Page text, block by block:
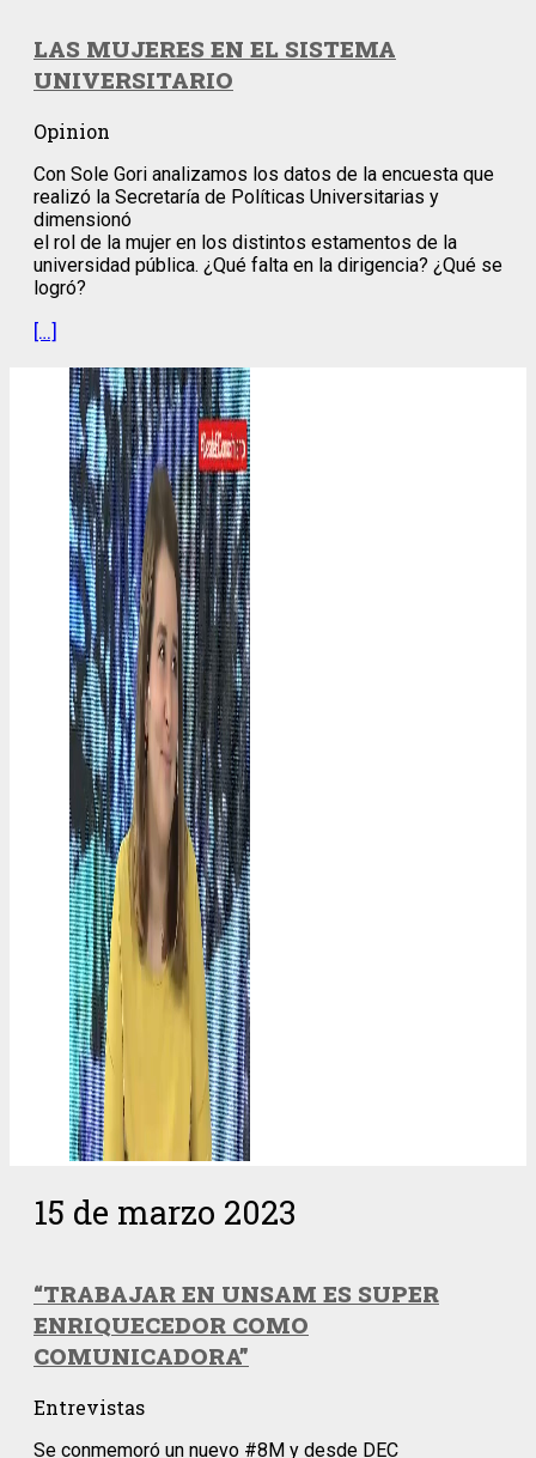
LAS MUJERES EN EL SISTEMA
UNIVERSITARIO
Opinion
Con Sole Gori analizamos los datos de la encuesta que
realizó la Secretaría de Políticas Universitarias y
dimensionó
el rol de la mujer en los distintos estamentos de la
universidad pública. ¿Qué falta en la dirigencia? ¿Qué se
logró?
[…]
15 de marzo 2023
“TRABAJAR EN UNSAM ES SUPER
ENRIQUECEDOR COMO
COMUNICADORA”
Entrevistas
Se conmemoró un nuevo #8M y desde DEC